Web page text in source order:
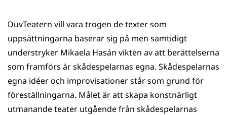
DuvTeatern vill vara trogen de texter som
uppsättningarna baserar sig på men samtidigt
understryker Mikaela Hasán vikten av att berättelserna
som framförs är skådespelarnas egna. Skådespelarnas
egna idéer och improvisationer står som grund för
föreställningarna. Målet är att skapa konstnärligt
utmanande teater utgående från skådespelarnas